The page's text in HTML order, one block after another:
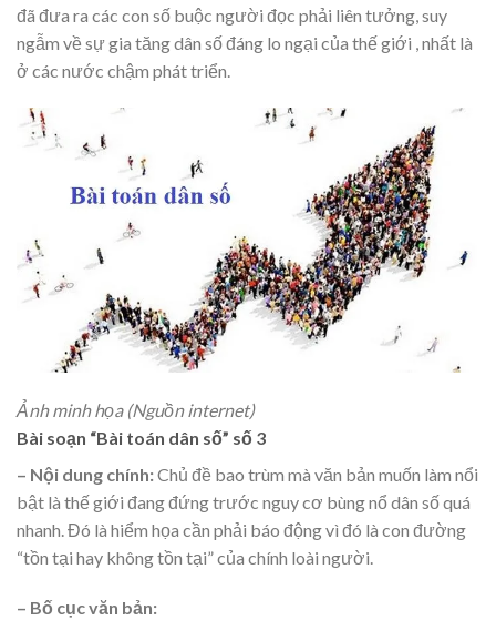
đã đưa ra các con số buộc người đọc phải liên tưởng, suy
ngẫm về sự gia tăng dân số đáng lo ngại của thế giới , nhất là
ở các nước chậm phát triển.
Ảnh minh họa (Nguồn internet)
Bài soạn “Bài toán dân số” số 3
– Nội dung chính:Chủ đề bao trùm mà văn bản muốn làm nổi
bật là thế giới đang đứng trước nguy cơ bùng nổ dân số quá
nhanh. Đó là hiểm họa cần phải báo động vì đó là con đường
“tồn tại hay không tồn tại” của chính loài người.
– Bố cục văn bản: